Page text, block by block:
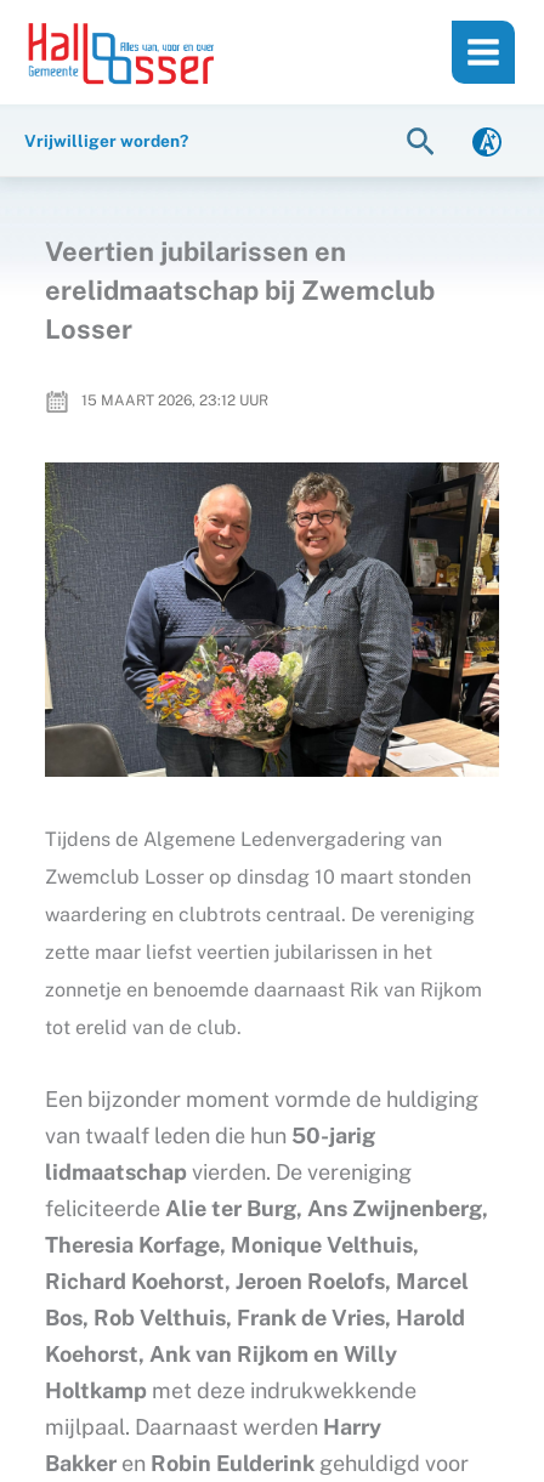
inhoud
naar
Vrijwilliger worden? Zoeken
Veertien jubilarissen en
erelidmaatschap bij Zwemclub
Losser
15 MAART 2026, 23:12UUR
Tijdens de Algemene Ledenvergadering van
Zwemclub Losser op dinsdag 10 maart stonden
waardering en clubtrots centraal. De vereniging
zette maar liefst veertien jubilarissen in het
zonnetje en benoemde daarnaast Rik van Rijkom
tot erelid van de club.
Een bijzonder moment vormde de huldiging
van twaalf leden die hun 50-jarig
lidmaatschapvierden. De vereniging
feliciteerde Alie ter Burg, Ans Zwijnenberg,
Theresia Korfage, Monique Velthuis,
Richard Koehorst, Jeroen Roelofs, Marcel
Bos, Rob Velthuis, Frank de Vries, Harold
Koehorst, Ank van Rijkom en Willy
Holtkampmet deze indrukwekkende
mijlpaal. Daarnaast werden Harry
Bakkeren Robin Eulderinkgehuldigd voor